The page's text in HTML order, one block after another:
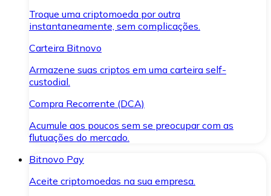
Troque uma criptomoeda por outra
instantaneamente, sem complicações.
Carteira Bitnovo
Armazene suas criptos em uma carteira self-
custodial.
Compra Recorrente (DCA)
Acumule aos poucos sem se preocupar com as
flutuações do mercado.
Bitnovo Pay
Aceite criptomoedas na sua empresa.